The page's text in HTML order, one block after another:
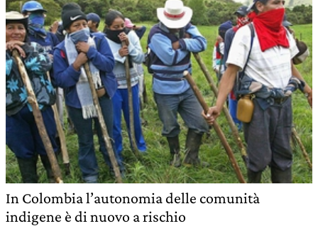
In Colombia l’autonomia delle comunità
indigene è di nuovo a rischio